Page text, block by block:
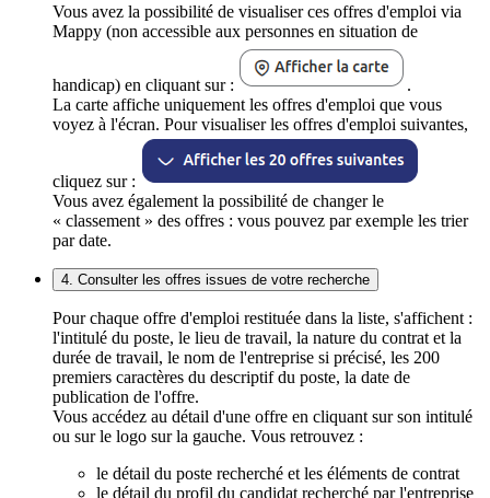
Vous avez la possibilité de visualiser ces offres d'emploi via
Mappy (non accessible aux personnes en situation de
handicap) en cliquant sur :
.
La carte affiche uniquement les offres d'emploi que vous
voyez à l'écran. Pour visualiser les offres d'emploi suivantes,
cliquez sur :
Vous avez également la possibilité de changer le
« classement » des offres : vous pouvez par exemple les trier
par date.
4. Consulter les offres issues de votre recherche
Pour chaque offre d'emploi restituée dans la liste, s'affichent :
l'intitulé du poste, le lieu de travail, la nature du contrat et la
durée de travail, le nom de l'entreprise si précisé, les 200
premiers caractères du descriptif du poste, la date de
publication de l'offre.
Vous accédez au détail d'une offre en cliquant sur son intitulé
ou sur le logo sur la gauche. Vous retrouvez :
le détail du poste recherché et les éléments de contrat
le détail du profil du candidat recherché par l'entreprise